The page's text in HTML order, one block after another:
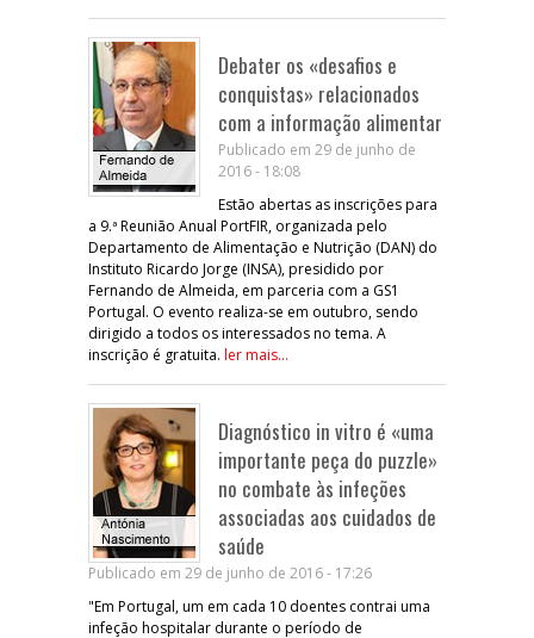
Debater os «desafios e
conquistas» relacionados
com a informação alimentar
Publicado em 29 de junho de
2016 - 18:08
Estão abertas as inscrições para
a 9.ª Reunião Anual PortFIR, organizada pelo
Departamento de Alimentação e Nutrição (DAN) do
Instituto Ricardo Jorge (INSA), presidido por
Fernando de Almeida, em parceria com a GS1
Portugal. O evento realiza-se em outubro, sendo
dirigido a todos os interessados no tema. A
inscrição é gratuita. ler mais...
Diagnóstico in vitro é «uma
importante peça do puzzle»
no combate às infeções
associadas aos cuidados de
saúde
Publicado em 29 de junho de 2016 - 17:26
"Em Portugal, um em cada 10 doentes contrai uma
infeção hospitalar durante o período de